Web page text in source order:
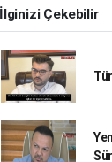
İlginizi Çekebilir